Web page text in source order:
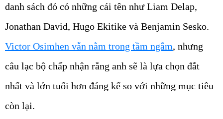
danh sách đó có những cái tên như Liam Delap,
Jonathan David, Hugo Ekitike và Benjamin Sesko.
Victor Osimhen vẫn nằm trong tầm ngắm, nhưng
câu lạc bộ chấp nhận rằng anh sẽ là lựa chọn đắt
nhất và lớn tuổi hơn đáng kể so với những mục tiêu
còn lại.